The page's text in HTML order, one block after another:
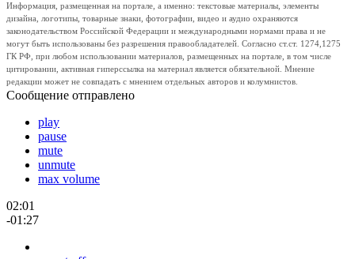
Информация, размещенная на портале, а именно: текстовые материалы, элементы
дизайна, логотипы, товарные знаки, фотографии, видео и аудио охраняются
законодательством Российской Федерации и международными нормами права и не
могут быть использованы без разрешения правообладателей. Согласно ст.ст. 1274,1275
ГК РФ, при любом использовании материалов, размещенных на портале, в том числе
цитировании, активная гиперссылка на материал является обязательной. Мнение
редакции может не совпадать с мнением отдельных авторов и колумнистов.
Сообщение отправлено
play
pause
mute
unmute
max volume
02:01
-01:27